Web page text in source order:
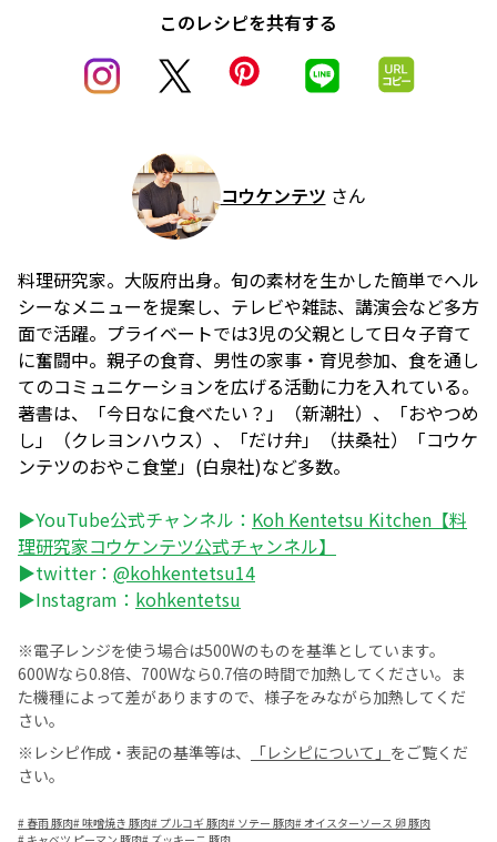
このレシピを共有する
コウケンテツ さん
料理研究家。大阪府出身。旬の素材を生かした簡単でヘル
シーなメニューを提案し、テレビや雑誌、講演会など多方
面で活躍。プライベートでは3児の父親として日々子育て
に奮闘中。親子の食育、男性の家事・育児参加、食を通し
てのコミュニケーションを広げる活動に力を入れている。
著書は、「今日なに食べたい？」（新潮社）、「おやつめ
し」（クレヨンハウス）、「だけ弁」（扶桑社）「コウケ
ンテツのおやこ食堂」(白泉社)など多数。
▶YouTube公式チャンネル： Koh Kentetsu Kitchen【料
理研究家コウケンテツ公式チャンネル】
▶twitter： @kohkentetsu14
▶Instagram： kohkentetsu
※電子レンジを使う場合は500Wのものを基準としています。
600Wなら0.8倍、700Wなら0.7倍の時間で加熱してください。ま
た機種によって差がありますので、様子をみながら加熱してくだ
さい。
※レシピ作成・表記の基準等は、
「レシピについて」 をご覧くだ
さい。
# 春雨 豚肉#味噌焼き 豚肉# プルコギ 豚肉# ソテー 豚肉#オイスターソース 卵 豚肉